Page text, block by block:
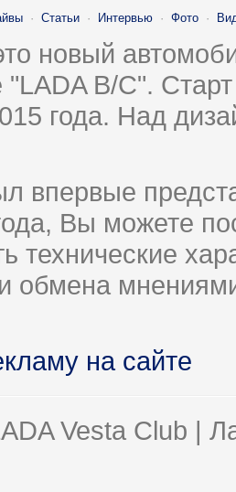
· Статьи · Интервью · Фото ·
новый
B/C".
года. Над
впервые
Вы можете
технические
обмена
на сайте
Vesta Club |